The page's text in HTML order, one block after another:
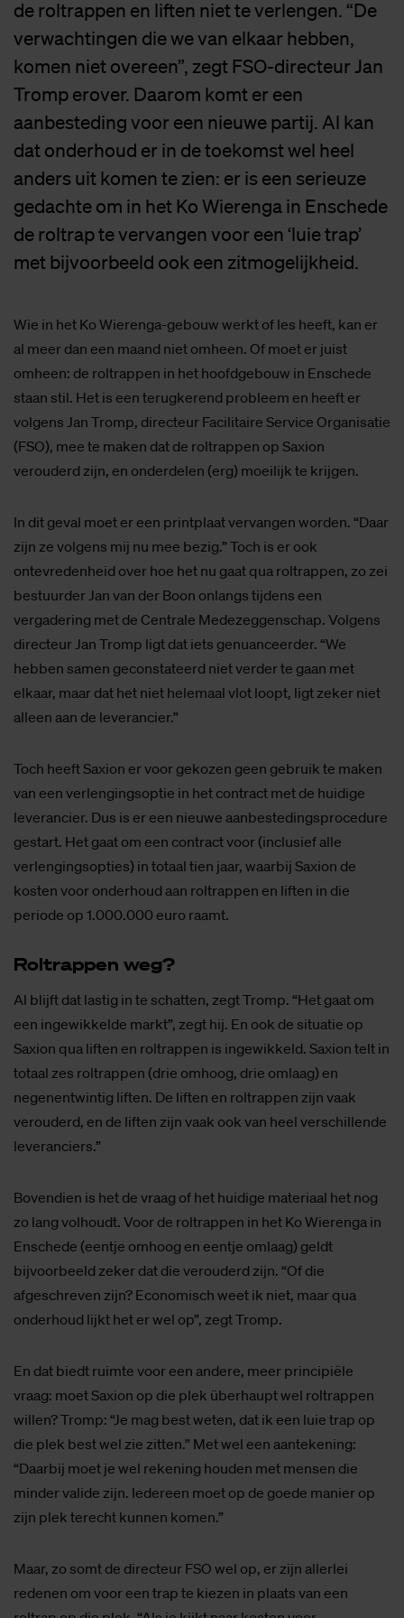
de roltrappen en liften niet te verlengen. “De
verwachtingen die we van elkaar hebben,
komen niet overeen”, zegt FSO-directeur Jan
Tromp erover. Daarom komt er een
aanbesteding voor een nieuwe partij. Al kan
dat onderhoud er in de toekomst wel heel
anders uit komen te zien: er is een serieuze
gedachte om in het Ko Wierenga in Enschede
de roltrap te vervangen voor een ‘luie trap’
met bijvoorbeeld ook een zitmogelijkheid.
Wie in het Ko Wierenga-gebouw werkt of les heeft, kan er
al meer dan een maand niet omheen. Of moet er juist
omheen: de roltrappen in het hoofdgebouw in Enschede
staan stil. Het is een terugkerend probleem en heeft er
volgens Jan Tromp, directeur Facilitaire Service Organisatie
(FSO), mee te maken dat de roltrappen op Saxion
verouderd zijn, en onderdelen (erg) moeilijk te krijgen.
In dit geval moet er een printplaat vervangen worden. “Daar
zijn ze volgens mij nu mee bezig.” Toch is er ook
ontevredenheid over hoe het nu gaat qua roltrappen, zo zei
bestuurder Jan van der Boon onlangs tijdens een
vergadering met de Centrale Medezeggenschap. Volgens
directeur Jan Tromp ligt dat iets genuanceerder. “We
hebben samen geconstateerd niet verder te gaan met
elkaar, maar dat het niet helemaal vlot loopt, ligt zeker niet
alleen aan de leverancier.”
Toch heeft Saxion er voor gekozen geen gebruik te maken
van een verlengingsoptie in het contract met de huidige
leverancier. Dus is er een nieuwe aanbestedingsprocedure
gestart. Het gaat om een contract voor (inclusief alle
verlengingsopties) in totaal tien jaar, waarbij Saxion de
kosten voor onderhoud aan roltrappen en liften in die
periode op 1.000.000 euro raamt.
Rol­trap­pen weg?
Al blijft dat lastig in te schatten, zegt Tromp. “Het gaat om
een ingewikkelde markt”, zegt hij. En ook de situatie op
Saxion qua liften en roltrappen is ingewikkeld. Saxion telt in
totaal zes roltrappen (drie omhoog, drie omlaag) en
negenentwintig liften. De liften en roltrappen zijn vaak
verouderd, en de liften zijn vaak ook van heel verschillende
leveranciers.”
Bovendien is het de vraag of het huidige materiaal het nog
zo lang volhoudt. Voor de roltrappen in het Ko Wierenga in
Enschede (eentje omhoog en eentje omlaag) geldt
bijvoorbeeld zeker dat die verouderd zijn. “Of die
afgeschreven zijn? Economisch weet ik niet, maar qua
onderhoud lijkt het er wel op”, zegt Tromp.
En dat biedt ruimte voor een andere, meer principiële
vraag: moet Saxion op die plek überhaupt wel roltrappen
willen? Tromp: “Je mag best weten, dat ik een luie trap op
die plek best wel zie zitten.” Met wel een aantekening:
“Daarbij moet je wel rekening houden met mensen die
minder valide zijn. Iedereen moet op de goede manier op
zijn plek terecht kunnen komen.”
Maar, zo somt de directeur FSO wel op, er zijn allerlei
redenen om voor een trap te kiezen in plaats van een